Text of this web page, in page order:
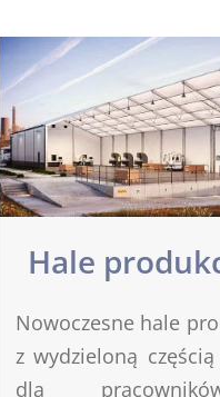
Hale
Nowoczesne hale
z wydzieloną
dla